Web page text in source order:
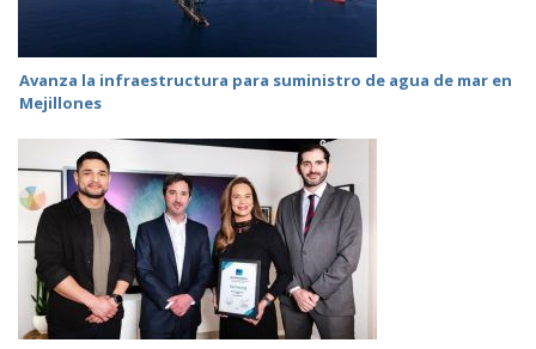
Avanza la infraestructura para suministro de agua de mar en
Mejillones